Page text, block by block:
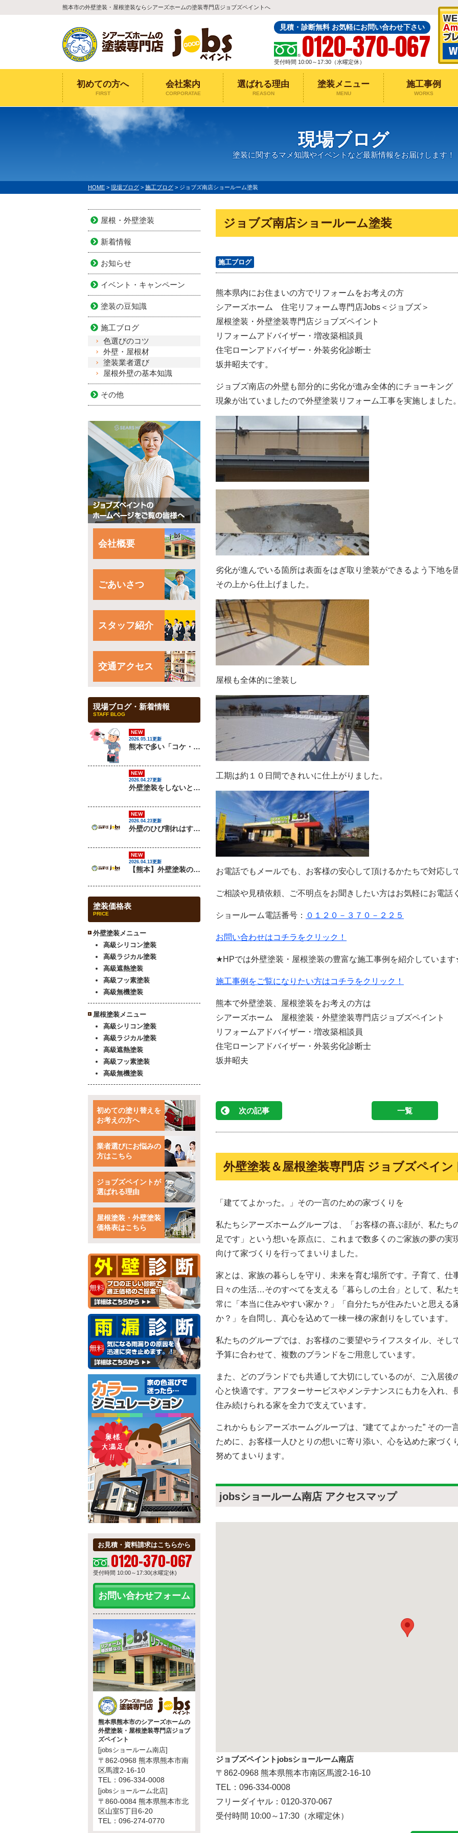
熊本市の外壁塗装・屋根塗装ならシアーズホームの塗装専門店ジョブズペイントへ
見積・診断無料 お気軽にお問い合わせ下さい
0120-370-067
受付時間 10:00～17:30（水曜定休）
初めての方へ
FIRST
会社案内
CORPORATAE
選ばれる理由
REASON
塗装メニュー
MENU
施工事例
WORKS
現場ブログ
塗装に関するマメ知識やイベントなど最新情報をお届けします！
HOME > 現場ブログ > 施工ブログ > ジョブズ南店ショールーム塗装
ジョブズ南店ショールーム塗装
施工ブログ
熊本県内にお住まいの方でリフォームをお考えの方
シアーズホーム 住宅リフォーム専門店Jobs＜ジョブズ＞
屋根塗装・外壁塗装専門店ジョブズペイント
リフォームアドバイザー・増改築相談員
住宅ローンアドバイザー・外装劣化診断士
坂井昭夫です。
ジョブズ南店の外壁も部分的に劣化が進み全体的にチョーキング
現象が出ていましたので外壁塗装リフォーム工事を実施しました
劣化が進んでいる箇所は表面をはぎ取り塗装ができるよう下地を
その上から仕上げました。
屋根も全体的に塗装し
工期は約１０日間できれいに仕上がりました。
お電話でもメールでも、お客様の安心して頂けるかたちで対応し
ご相談や見積依頼、ご不明点をお聞きしたい方はお気軽にお電話
ショールーム電話番号： ０１２０－３７０－２２５
お問い合わせはコチラをクリック！
★HPでは外壁塗装・屋根塗装の豊富な施工事例を紹介していま
施工事例をご覧になりたい方はコチラをクリック！
熊本で外壁塗装、屋根塗装をお考えの方は
シアーズホーム 屋根塗装・外壁塗装専門店ジョブズペイント
リフォームアドバイザー・増改築相談員
住宅ローンアドバイザー・外装劣化診断士
坂井昭夫
次の記事 一覧
外壁塗装＆屋根塗装専門店 ジョブズペイ
「建ててよかった。」その一言のための家づくりを
私たちシアーズホームグループは、「お客様の喜ぶ顔が、私たち
足です」という想いを原点に、これまで数多くのご家族の夢の実
向けて家づくりを行ってまいりました。
家とは、家族の暮らしを守り、未来を育む場所です。子育て、仕
日々の生活…そのすべてを支える「暮らしの土台」として、私た
常に「本当に住みやすい家か？」「自分たちが住みたいと思える
か？」を自問し、真心を込めて一棟一棟の家創りをしています。
私たちのグループでは、お客様のご要望やライフスタイル、そし
予算に合わせて、複数のブランドをご用意しています。
また、どのブランドでも共通して大切にしているのが、ご入居後
心と快適です。アフターサービスやメンテナンスにも力を入れ、
住み続けられる家を全力で支えています。
これからもシアーズホームグループは、“建ててよかった” その一
ために、お客様一人ひとりの想いに寄り添い、心を込めた家づく
努めてまいります。
jobsショールーム南店 アクセスマップ
ジョブズペイントjobsショールーム南店
〒862-0968 熊本県熊本市南区馬渡2-16-10
TEL：096-334-0008
フリーダイヤル：0120-370-067
受付時間 10:00～17:30（水曜定休）
屋根・外壁塗装
新着情報
お知らせ
イベント・キャンペーン
塗装の豆知識
施工ブログ
色選びのコツ
外壁・屋根材
塗装業者選び
屋根外壁の基本知識
その他
会社概要
ごあいさつ
スタッフ紹介
交通アクセス
現場ブログ・新着情報
STAFF BLOG
NEW
2026.05.11更新
熊本で多い「コケ・カビ汚れ」の原因と対策を解説
NEW
2026.04.27更新
外壁塗装をしないとどうなる？放置リスクを解説
NEW
2026.04.23更新
外壁のひび割れはすぐ補修すべき？放置するとどうなる？
NEW
2026.04.13更新
【熊本】外壁塗装の最適な時期はいつ？失敗しないタイミングと注意点を解説
塗装価格表
PRICE
外壁塗装メニュー
高級シリコン塗装
高級ラジカル塗装
高級遮熱塗装
高級フッ素塗装
高級無機塗装
屋根塗装メニュー
高級シリコン塗装
高級ラジカル塗装
高級遮熱塗装
高級フッ素塗装
高級無機塗装
初めての塗り替えを
お考えの方へ
業者選びにお悩みの
方はこちら
ジョブズペイントが
選ばれる理由
屋根塗装・外壁塗装
価格表はこちら
お見積・資料請求はこちらから
0120-370-067
受付時間 10:00～17:30(水曜定休)
お問い合わせフォーム
熊本県熊本市のシアーズホームの
外壁塗装・屋根塗装専門店ジョブ
ズペイント
[jobsショールーム南店]
〒862-0968 熊本県熊本市南
区馬渡2-16-10
TEL：096-334-0008
[jobsショールーム北店]
〒860-0084 熊本県熊本市北
区山室5丁目6-20
TEL：096-274-0770